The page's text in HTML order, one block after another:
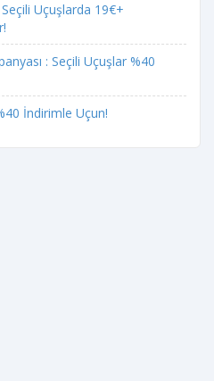
Uçuşlarda 19€+
: Seçili Uçuşlar %40
İndirimle Uçun!